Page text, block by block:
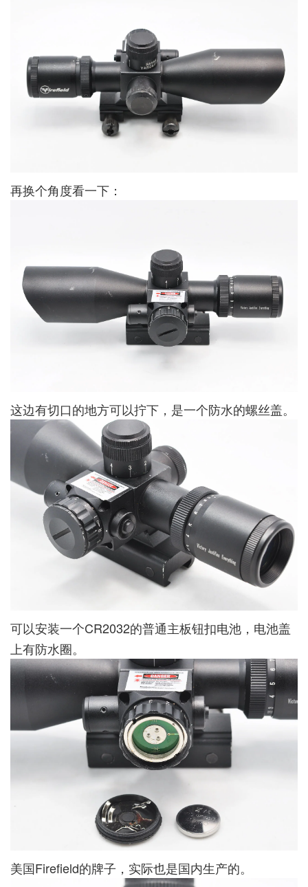
再换个角度看一下：
这边有切口的地方可以拧下，是一个防水的螺丝盖。
可以安装一个CR2032的普通主板钮扣电池，电池盖
上有防水圈。
美国Firefield的牌子，实际也是国内生产的。